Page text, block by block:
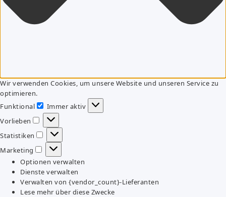
Wir verwenden Cookies, um unsere Website und unseren Service zu
optimieren.
Funktional
Funktional
Immer aktiv
Vorlieben
Vorlieben
Statistiken
Statistiken
Marketing
Marketing
Optionen verwalten
Dienste verwalten
Verwalten von {vendor_count}-Lieferanten
Lese mehr über diese Zwecke